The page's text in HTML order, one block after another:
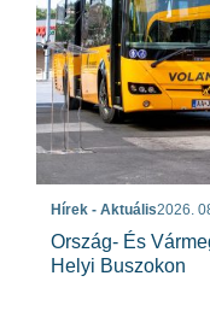
Hírek - Aktuális2026.
Ország- És
Helyi Buszokon